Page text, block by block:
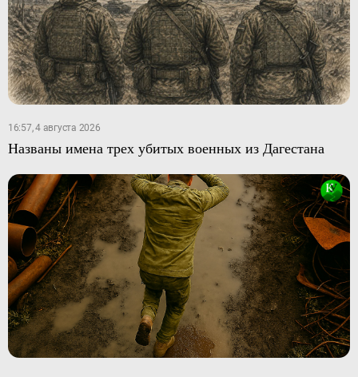
16:57, 4 августа 2026
Названы имена трех убитых военных из Дагестана